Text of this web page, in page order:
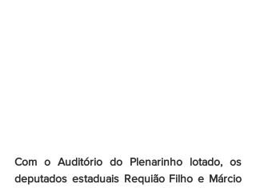
Com o Auditório do Plenarinho lotado, os
deputados estaduais Requião Filho e Márcio